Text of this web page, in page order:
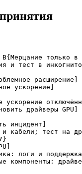
только в
и тест в
расширение]
ускорение]
ускорение
драйверы GPU]
инцидент]
кабели; тест на
логи и
компоненты: